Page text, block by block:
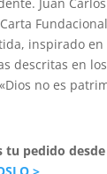
inspirado
descritas en
no es
tu pedido